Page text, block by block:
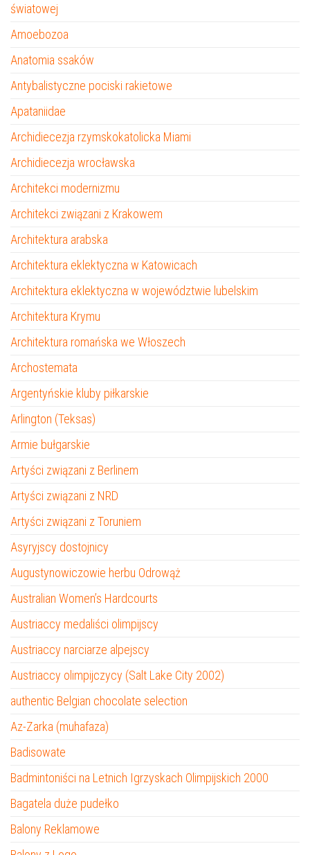
światowej
Amoebozoa
Anatomia ssaków
Antybalistyczne pociski rakietowe
Apataniidae
Archidiecezja rzymskokatolicka Miami
Archidiecezja wrocławska
Architekci modernizmu
Architekci związani z Krakowem
Architektura arabska
Architektura eklektyczna w Katowicach
Architektura eklektyczna w województwie lubelskim
Architektura Krymu
Architektura romańska we Włoszech
Archostemata
Argentyńskie kluby piłkarskie
Arlington (Teksas)
Armie bułgarskie
Artyści związani z Berlinem
Artyści związani z NRD
Artyści związani z Toruniem
Asyryjscy dostojnicy
Augustynowiczowie herbu Odrowąż
Australian Women’s Hardcourts
Austriaccy medaliści olimpijscy
Austriaccy narciarze alpejscy
Austriaccy olimpijczycy (Salt Lake City 2002)
authentic Belgian chocolate selection
Az-Zarka (muhafaza)
Badisowate
Badmintoniści na Letnich Igrzyskach Olimpijskich 2000
Bagatela duże pudełko
Balony Reklamowe